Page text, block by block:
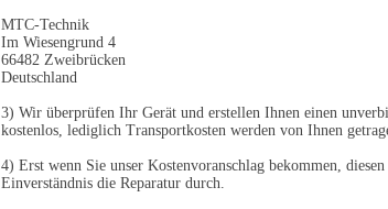
MTC-Technik
Im Wiesengrund 4
66482 Zweibrücken
Deutschland
3) Wir überprüfen Ihr Gerät und erstellen Ihnen einen
kostenlos, lediglich Transportkosten werden von Ihnen
4) Erst wenn Sie unser Kostenvoranschlag bekommen,
Einverständnis die Reparatur durch.